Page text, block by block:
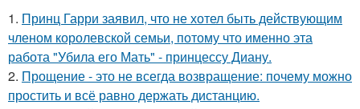
1. Принц Гарри заявил, что не хотел быть действующим
членом королевской семьи, потому что именно эта
работа "Убила его Мать" - принцессу Диану.
2. Прощение - это не всегда возвращение: почему можно
простить и всё равно держать дистанцию.